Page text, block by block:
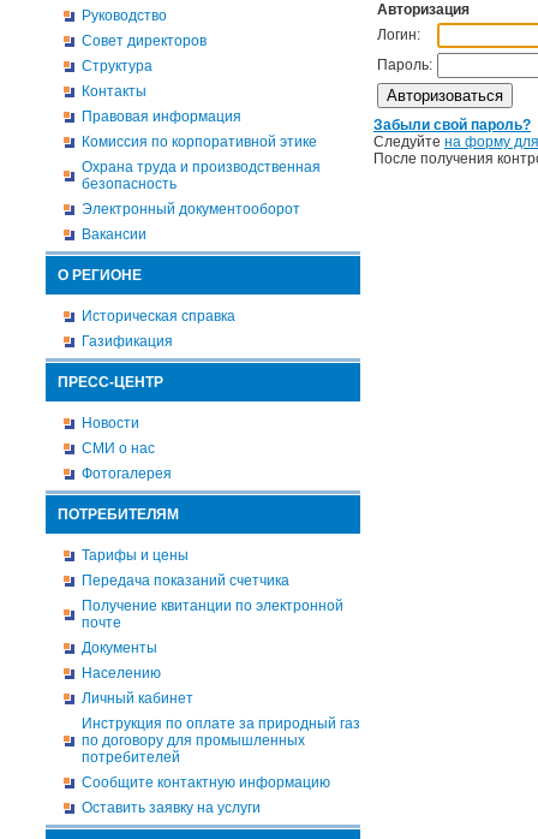
Руководство
Совет директоров
Структура
Контакты
Правовая информация
Комиссия по корпоративной этике
Охрана труда и производственная
безопасность
Электронный документооборот
Вакансии
О РЕГИОНЕ
Историческая справка
Газификация
ПРЕСС-ЦЕНТР
Новости
СМИ о нас
Фотогалерея
ПОТРЕБИТЕЛЯМ
Тарифы и цены
Передача показаний счетчика
Получение квитанции по электронной
почте
Документы
Населению
Личный кабинет
Инструкция по оплате за природный газ
по договору для промышленных
потребителей
Сообщите контактную информацию
Оставить заявку на услуги
Авторизация
Логин:
Пароль:
Забыли свой пароль?
Следуйте на форму
После получения